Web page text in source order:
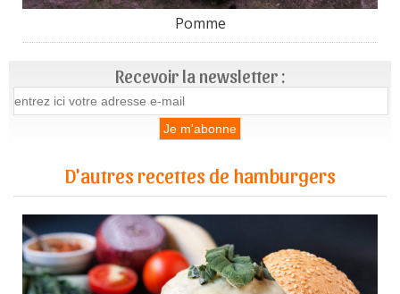
Pomme
Recevoir la newsletter :
D'autres recettes de hamburgers